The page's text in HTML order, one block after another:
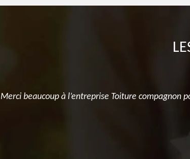
Merci beaucoup à l’entreprise Toiture